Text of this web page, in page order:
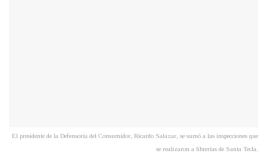
El presidente de la Defensoría del Consumidor, Ricardo Salazar, se sumó a las inspecciones que
se realizaron a librerías de Santa Tecla.